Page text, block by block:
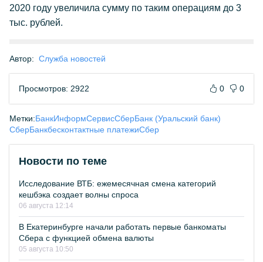
2020 году увеличила сумму по таким операциям до 3
тыс. рублей.
Автор: Служба новостей
Просмотров: 2922 0 0
Метки:БанкИнформСервисСберБанк (Уральский банк)
СберБанкбесконтактные платежиСбер
Новости по теме
Исследование ВТБ: ежемесячная смена категорий
кешбэка создает волны спроса
06 августа 12:14
В Екатеринбурге начали работать первые банкоматы
Сбера с функцией обмена валюты
05 августа 10:50